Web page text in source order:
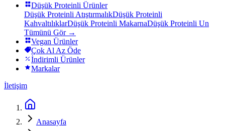
Düşük Proteinli Ürünler
Düşük Proteinli AtıştırmalıkDüşük Proteinli
KahvaltılıklarDüşük Proteinli MakarnaDüşük Proteinli Un
Tümünü Gör →
Vegan Ürünler
Çok Al Az Öde
İndirimli Ürünler
Markalar
İletişim
Anasayfa